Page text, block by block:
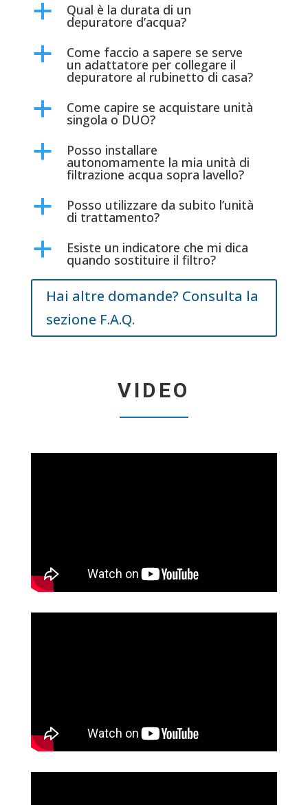
a Qual è la durata di un
depuratore d’acqua?
a Come faccio a sapere se serve
un adattatore per collegare il
depuratore al rubinetto di casa?
a Come capire se acquistare unità
singola o DUO?
a Posso installare
autonomamente la mia unità di
filtrazione acqua sopra lavello?
a Posso utilizzare da subito l’unità
di trattamento?
a Esiste un indicatore che mi dica
quando sostituire il filtro?
Hai altre domande? Consulta la
sezione F.A.Q.
VIDEO